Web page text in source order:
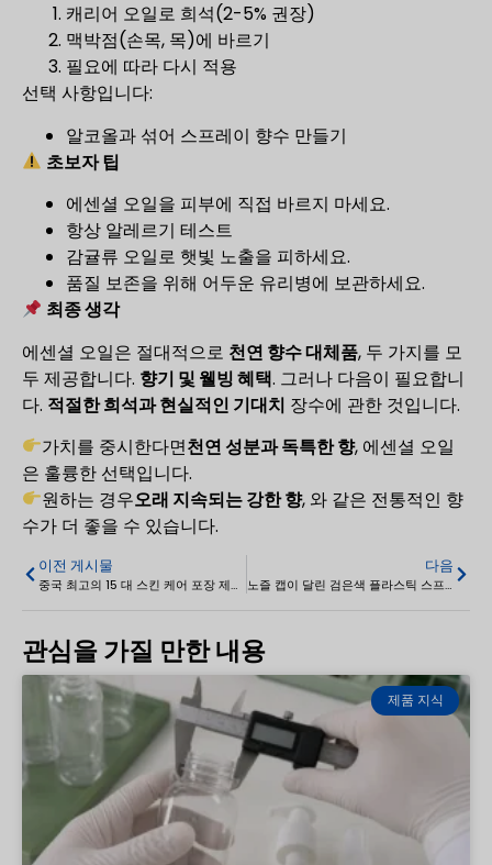
캐리어 오일로 희석(2-5% 권장)
맥박점(손목, 목)에 바르기
필요에 따라 다시 적용
선택 사항입니다:
알코올과 섞어 스프레이 향수 만들기
초보자 팁
에센셜 오일을 피부에 직접 바르지 마세요.
항상 알레르기 테스트
감귤류 오일로 햇빛 노출을 피하세요.
품질 보존을 위해 어두운 유리병에 보관하세요.
최종 생각
에센셜 오일은 절대적으로 천연 향수 대체품, 두 가지를 모
두 제공합니다. 향기 및 웰빙 혜택. 그러나 다음이 필요합니
다. 적절한 희석과 현실적인 기대치 장수에 관한 것입니다.
가치를 중시한다면천연 성분과 독특한 향, 에센셜 오일
은 훌륭한 선택입니다.
원하는 경우오래 지속되는 강한 향, 와 같은 전통적인 향
수가 더 좋을 수 있습니다.
이전 게시물
중국 최고의 15 대 스킨 케어 포장 제조업체: 맞춤형 OEM 공급업체
다음
노즐 캡이 달린 검은색 플라스틱 스프레이 병 100-500ml
관심을 가질 만한 내용
제품 지식